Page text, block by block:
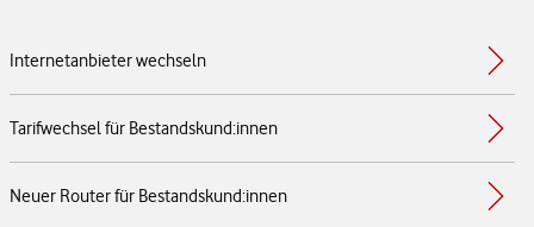
Internetanbieter wechseln
Tarifwechsel für Bestandskund:innen
Neuer Router für Bestandskund:innen